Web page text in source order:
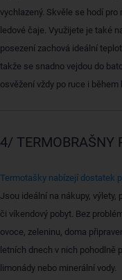
vychlazený. Skvěle se hodí
ledové čaje. Využijete je také
posezení zachová ideální
takže se snadno vejdou do
osvěžení vždy po ruce i během
4/ TERMOBRAŠNY
Termotašky nabízejí dostatek
Jsou ideální na nákupy,
či víkendový pobyt. Bez
ovoce, zeleninu, doma
letních dnech v nich pohodlně
limonády nebo minerální vody.